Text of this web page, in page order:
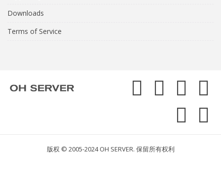
Downloads
Terms of Service
版权 © 2005-2024 OH SERVER. 保留所有权利